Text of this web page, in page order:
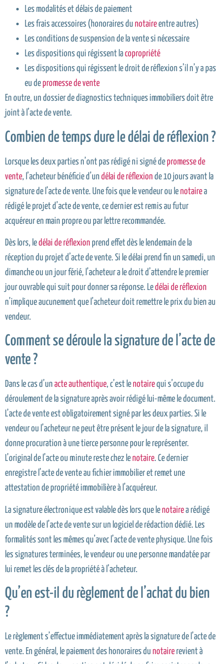
Les modalités et délais de paiement
Les frais accessoires (honoraires du notaireentre autres)
Les conditions de suspension de la vente si nécessaire
Les dispositions qui régissent lacopropriété
Les dispositions qui régissent le droit de réflexion s’il n’y a pas
eu de promesse de vente
En outre, un dossier de diagnostics techniques immobiliers doit être
joint à l’acte de vente.
Combien de temps dure le délai de réflexion ?
Lorsque les deux parties n’ont pas rédigé ni signé de promesse de
vente, l’acheteur bénéficie d’un délai de réflexion de 10 jours avant la
signature de l’acte de vente. Une fois que le vendeur ou le notairea
rédigé le projet d’acte de vente, ce dernier est remis au futur
acquéreur en main propre ou par lettre recommandée.
Dès lors, ledélai de réflexion prend effet dès le lendemain de la
réception du projet d’acte de vente. Si le délai prend fin un samedi, un
dimanche ou un jour férié, l’acheteur a le droit d’attendre le premier
jour ouvrable qui suit pour donner sa réponse. Ledélai de réflexion
n’implique aucunement que l’acheteur doit remettre le prix du bien au
vendeur.
Comment se déroule la signature de l’acte de
vente ?
Dans le cas d’un acte authentique, c’est le notairequi s’occupe du
déroulement de la signature après avoir rédigé lui-même le document.
L’acte de vente est obligatoirement signé par les deux parties. Si le
vendeur ou l’acheteur ne peut être présent le jour de la signature, il
donne procuration à une tierce personne pour le représenter.
L’original de l’acte ou minute reste chez le notaire. Ce dernier
enregistre l’acte de vente au fichier immobilier et remet une
attestation de propriété immobilière à l’acquéreur.
La signature électronique est valable dès lors que le notairea rédigé
un modèle de l’acte de vente sur un logiciel de rédaction dédié. Les
formalités sont les mêmes qu’avec l’acte de vente physique. Une fois
les signatures terminées, le vendeur ou une personne mandatée par
lui remet les clés de la propriété à l’acheteur.
Qu’en est-il du règlement de l’achat du bien
?
Le règlement s’effectue immédiatement après la signature de l’acte de
vente. En général, le paiement des honoraires du notaire revient à